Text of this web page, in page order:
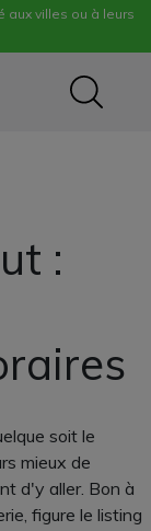
aux villes ou à leurs
:
soit le
mieux de
d'y aller. Bon à
figure le listing